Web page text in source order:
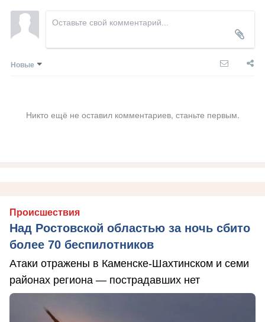
Новые
Никто ещё не оставил комментариев, станьте первым.
Происшествия
Над Ростовской областью за ночь сбито
более 70 беспилотников
Атаки отражены в Каменске-Шахтинском и семи
районах региона — пострадавших нет